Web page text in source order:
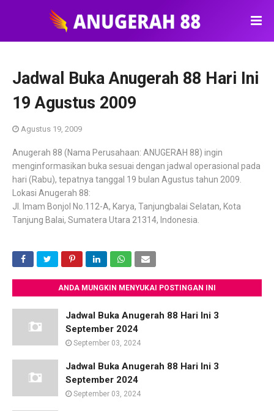
Jadwal Buka Anugerah 88 Hari Ini
19 Agustus 2009
Agustus 19, 2009
Anugerah 88 (Nama Perusahaan: ANUGERAH 88) ingin
menginformasikan buka sesuai dengan jadwal operasional pada
hari (Rabu), tepatnya tanggal 19 bulan Agustus tahun 2009.
Lokasi Anugerah 88:
Jl. Imam Bonjol No.112-A, Karya, Tanjungbalai Selatan, Kota
Tanjung Balai, Sumatera Utara 21314, Indonesia.
ANDA MUNGKIN MENYUKAI POSTINGAN INI
Jadwal Buka Anugerah 88 Hari Ini 3
September 2024
September 03, 2024
Jadwal Buka Anugerah 88 Hari Ini 3
September 2024
September 03, 2024